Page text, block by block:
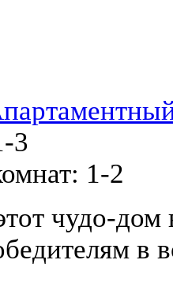
3
1-2
чудо-
в